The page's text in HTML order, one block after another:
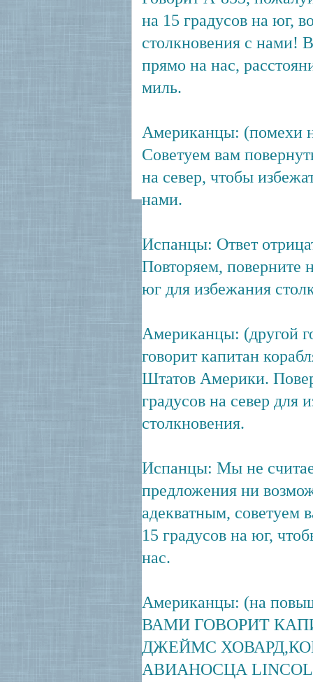
на 15 градусов на юг,
столкновения с нами!
прямо на нас,
миль.
Американцы: (помехи
Советуем вам
на север, чтобы
нами.
Испанцы: Ответ
Повторяем, поверните
юг для избежания
Американцы: (другой
говорит капитан
Штатов Америки.
градусов на север для
столкновения.
Испанцы: Мы не
предложения ни
адекватным, советуем
15 градусов на юг,
нас.
Американцы: (на
ВАМИ ГОВОРИТ
ДЖЕЙМС
АВИАНОСЦА